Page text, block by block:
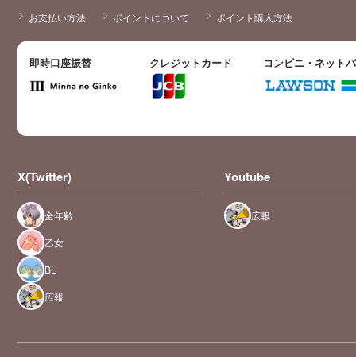
お支払い方法 ポイントについて ポイント購入方法
即時口座振替 クレジットカード コンビニ・ネット
X(Twitter)
全年齢
乙女
BL
広報
Youtube
広報